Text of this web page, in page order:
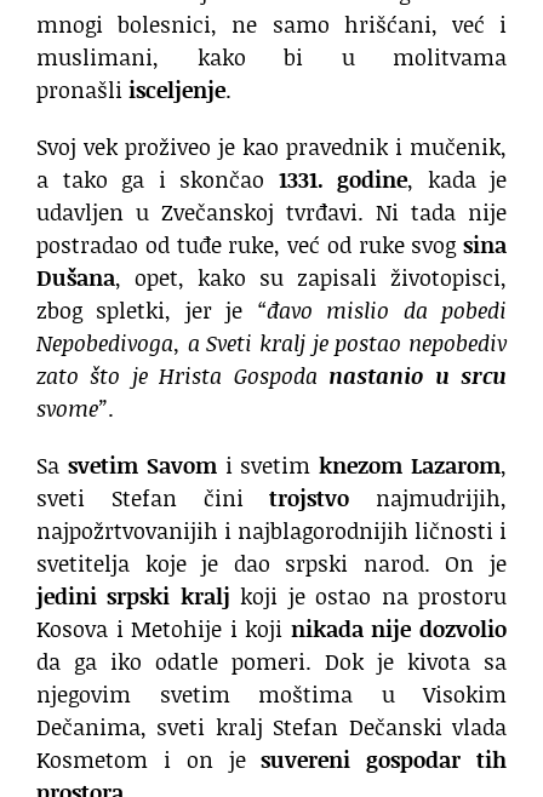
mnogi bolesnici, ne samo hrišćani, već i
muslimani, kako bi u molitvama
pronašliisceljenje.
Svoj vek proživeo je kao pravednik i mučenik,
a tako ga i skončao 1331. godine, kada je
udavljen u Zvečanskoj tvrđavi. Ni tada nije
postradao od tuđe ruke, već od ruke svog sina
Dušana, opet, kako su zapisali životopisci,
zbog spletki, jer je “đavo mislio da pobedi
Nepobedivoga, a Sveti kralj je postao nepobediv
zato što je Hrista Gospoda nastanio u srcu
svome”.
Sa svetim Savomi svetimknezom Lazarom,
sveti Stefan činitrojstvo najmudrijih,
najpožrtvovanijih i najblagorodnijih ličnosti i
svetitelja koje je dao srpski narod. On je
jedini srpski kralj koji je ostao na prostoru
Kosova i Metohije i koji nikada nije dozvolio
da ga iko odatle pomeri. Dok je kivota sa
njegovim svetim moštima u Visokim
Dečanima, sveti kralj Stefan Dečanski vlada
Kosmetom i on jesuvereni gospodar tih